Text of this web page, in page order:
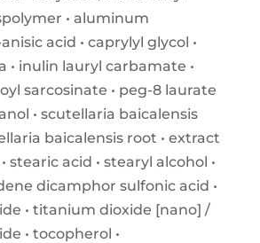
• aluminum
acid • caprylyl glycol •
• inulin lauryl carbamate •
sarcosinate • peg-8 laurate
• scutellaria baicalensis
baicalensis root • extract
stearic acid • stearyl alcohol •
dicamphor sulfonic acid •
• titanium dioxide [nano] /
• tocopherol •